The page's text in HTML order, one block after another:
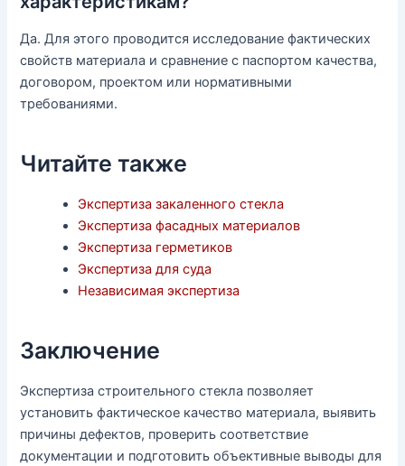
Да. Для этого проводится исследование фактических
свойств материала и сравнение с паспортом качества,
договором, проектом или нормативными
требованиями.
Читайте также
Экспертиза закаленного стекла
Экспертиза фасадных материалов
Экспертиза герметиков
Экспертиза для суда
Независимая экспертиза
Заключение
Экспертиза строительного стекла позволяет
установить фактическое качество материала, выявить
причины дефектов, проверить соответствие
документации и подготовить объективные выводы для